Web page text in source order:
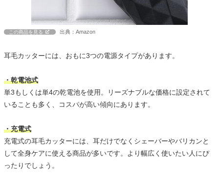
この商品を見る 出典：Amazon
耳毛カッターには、おもに3つの電源タイプがあります。
・乾電池式
単3もしくは単4の乾電池を使用。リーズナブルな価格に設定されて
いることも多く、コスパが高い傾向にあります。
・充電式
充電式の耳毛カッターには、耳だけでなくシェーバーやバリカンと
して全身ケアに使える商品が多いです。より幅広く使いたい人にぴ
ったりでしょう。